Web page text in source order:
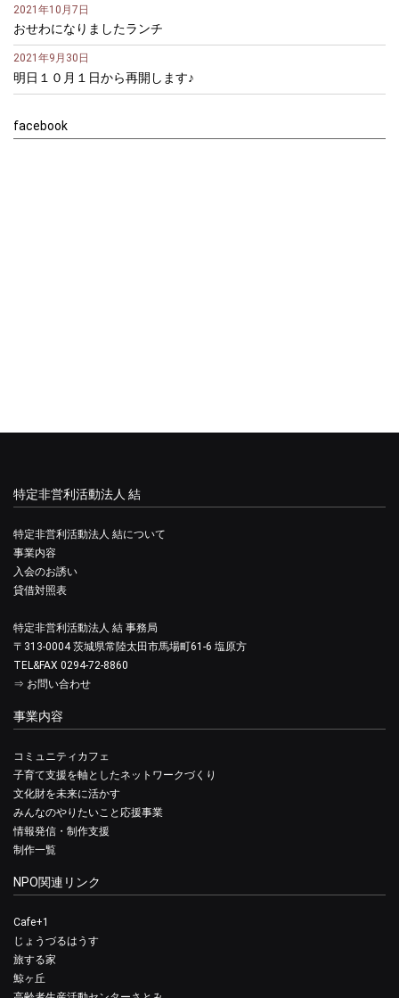
2021年10月7日
おせわになりましたランチ
2021年9月30日
明日１０月１日から再開します♪
facebook
特定非営利活動法人 結
特定非営利活動法人 結について
事業内容
入会のお誘い
貸借対照表
特定非営利活動法人 結 事務局
〒313-0004 茨城県常陸太田市馬場町61-6 塩原方
TEL&FAX 0294-72-8860
⇒ お問い合わせ
事業内容
コミュニティカフェ
子育て支援を軸としたネットワークづくり
文化財を未来に活かす
みんなのやりたいこと応援事業
情報発信・制作支援
制作一覧
NPO関連リンク
Cafe+1
じょうづるはうす
旅する家
鯨ヶ丘